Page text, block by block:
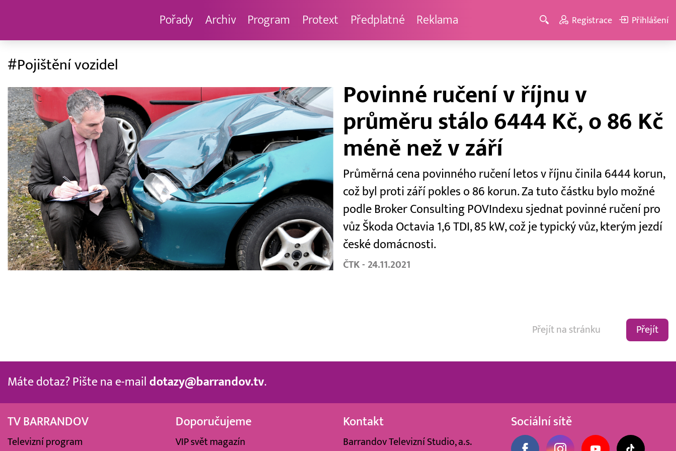
Pořady Archiv Program Protext Předplatné Reklama Registrace Přihlášení
#Pojištění vozidel
Povinné ručení v říjnu v
průměru stálo 6444 Kč, o 86 Kč
méně než v září
Průměrná cena povinného ručení letos v říjnu činila 6444 korun,
což byl proti září pokles o 86 korun. Za tuto částku bylo možné
podle Broker Consulting POVIndexu sjednat povinné ručení pro
vůz Škoda Octavia 1,6 TDI, 85 kW, což je typický vůz, kterým jezdí
české domácnosti.
ČTK - 24.11.2021
Přejít
Máte dotaz? Pište na e-mail dotazy@barrandov.tv.
TV BARRANDOV
Televizní program
Doporučujeme
VIP svět magazín
Kontakt
Barrandov Televizní Studio, a.s.
Sociální sítě